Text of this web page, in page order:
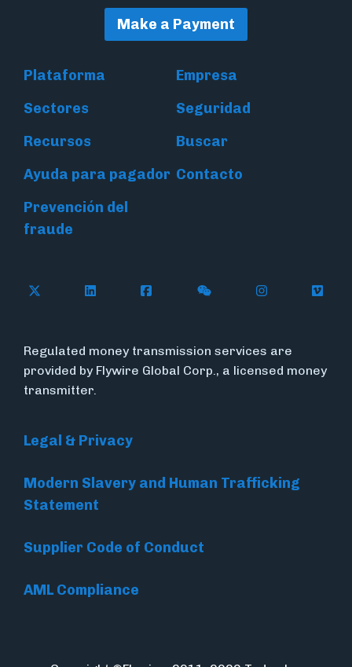
Make a Payment
Plataforma
Empresa
Sectores
Seguridad
Recursos
Buscar
Ayuda para pagador Contacto
Prevención del
fraude
Follow Flywire on X (formerly Twitter)
Connect with Flywire on LinkedIn
Connect with Flywire on
Follow Flywire on
Follow
Regulated money transmission services are
provided by Flywire Global Corp., a licensed money
transmitter.
Legal & Privacy
Modern Slavery and Human Trafficking
Statement
Supplier Code of Conduct
AML Compliance